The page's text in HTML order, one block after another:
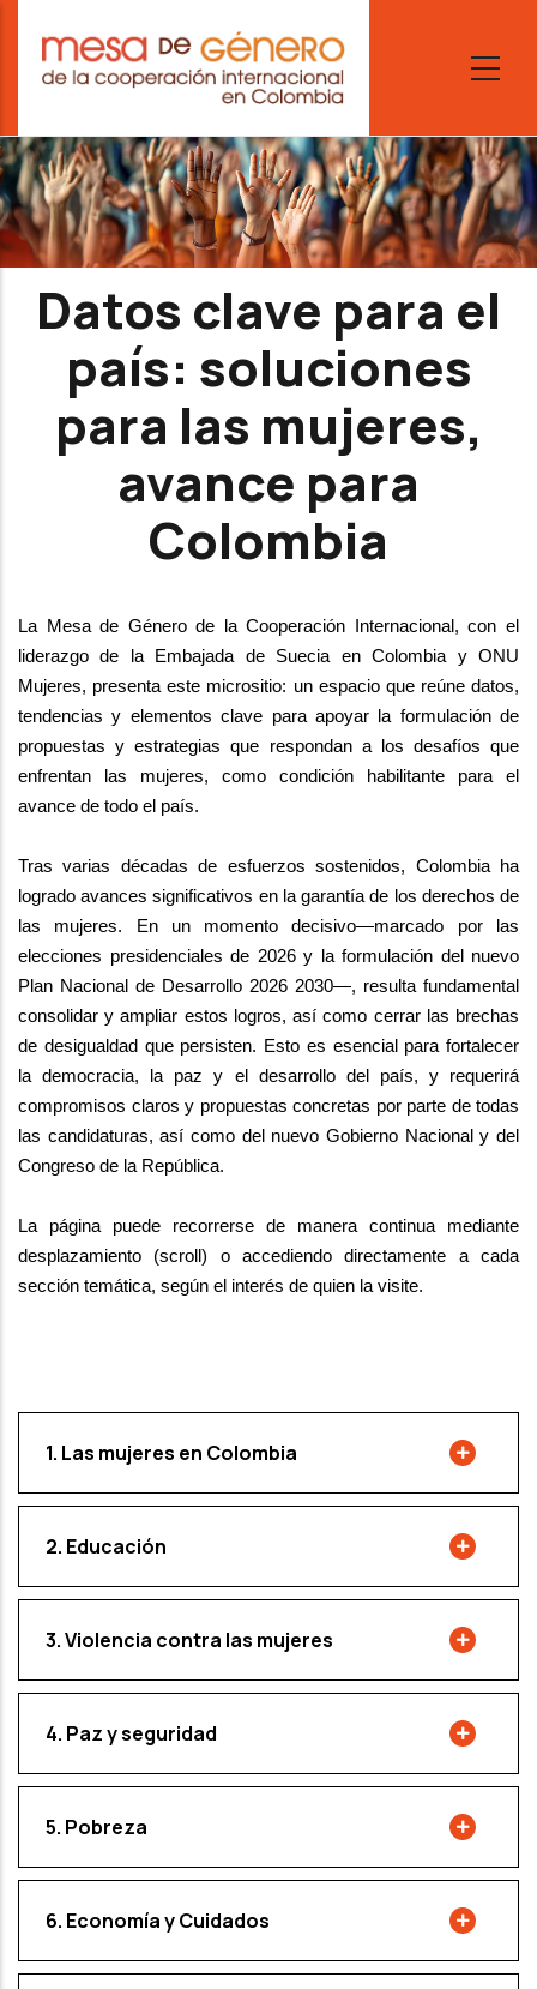
main
content
Datos clave para el
país: soluciones
para las mujeres,
avance para
Colombia
La Mesa de Género de la Cooperación Internacional, con el
liderazgo de la Embajada de Suecia en Colombia y ONU
Mujeres, presenta este micrositio: un espacio que reúne datos,
tendencias y elementos clave para apoyar la formulación de
propuestas y estrategias que respondan a los desafíos que
enfrentan las mujeres, como condición
habilitante para el
avance de todo el país.
Tras varias décadas de esfuerzos sostenidos, Colombia ha
logrado avances significativos en la garantía de los derechos de
las mujeres. En un momento decisivo—marcado por las
elecciones presidenciales de 2026 y la formulación del nuevo
Plan Nacional de Desarrollo 2026 2030—, resulta fundamental
consolidar y ampliar estos logros, así como cerrar las brechas
de desigualdad que persisten. Esto es esencial para fortalecer
la democracia, la paz y el desarrollo del país, y requerirá
compromisos claros y propuestas concretas por parte de todas
las candidaturas, así como del nuevo Gobierno Nacional y del
Congreso de la República.
La página puede recorrerse de manera continua mediante
desplazamiento (scroll) o accediendo directamente a cada
sección temática, según el interés de quien la visite.
1. Las mujeres en Colombia
2. Educación
3. Violencia contra las mujeres
4. Paz y seguridad
5. Pobreza
6. Economía y Cuidados